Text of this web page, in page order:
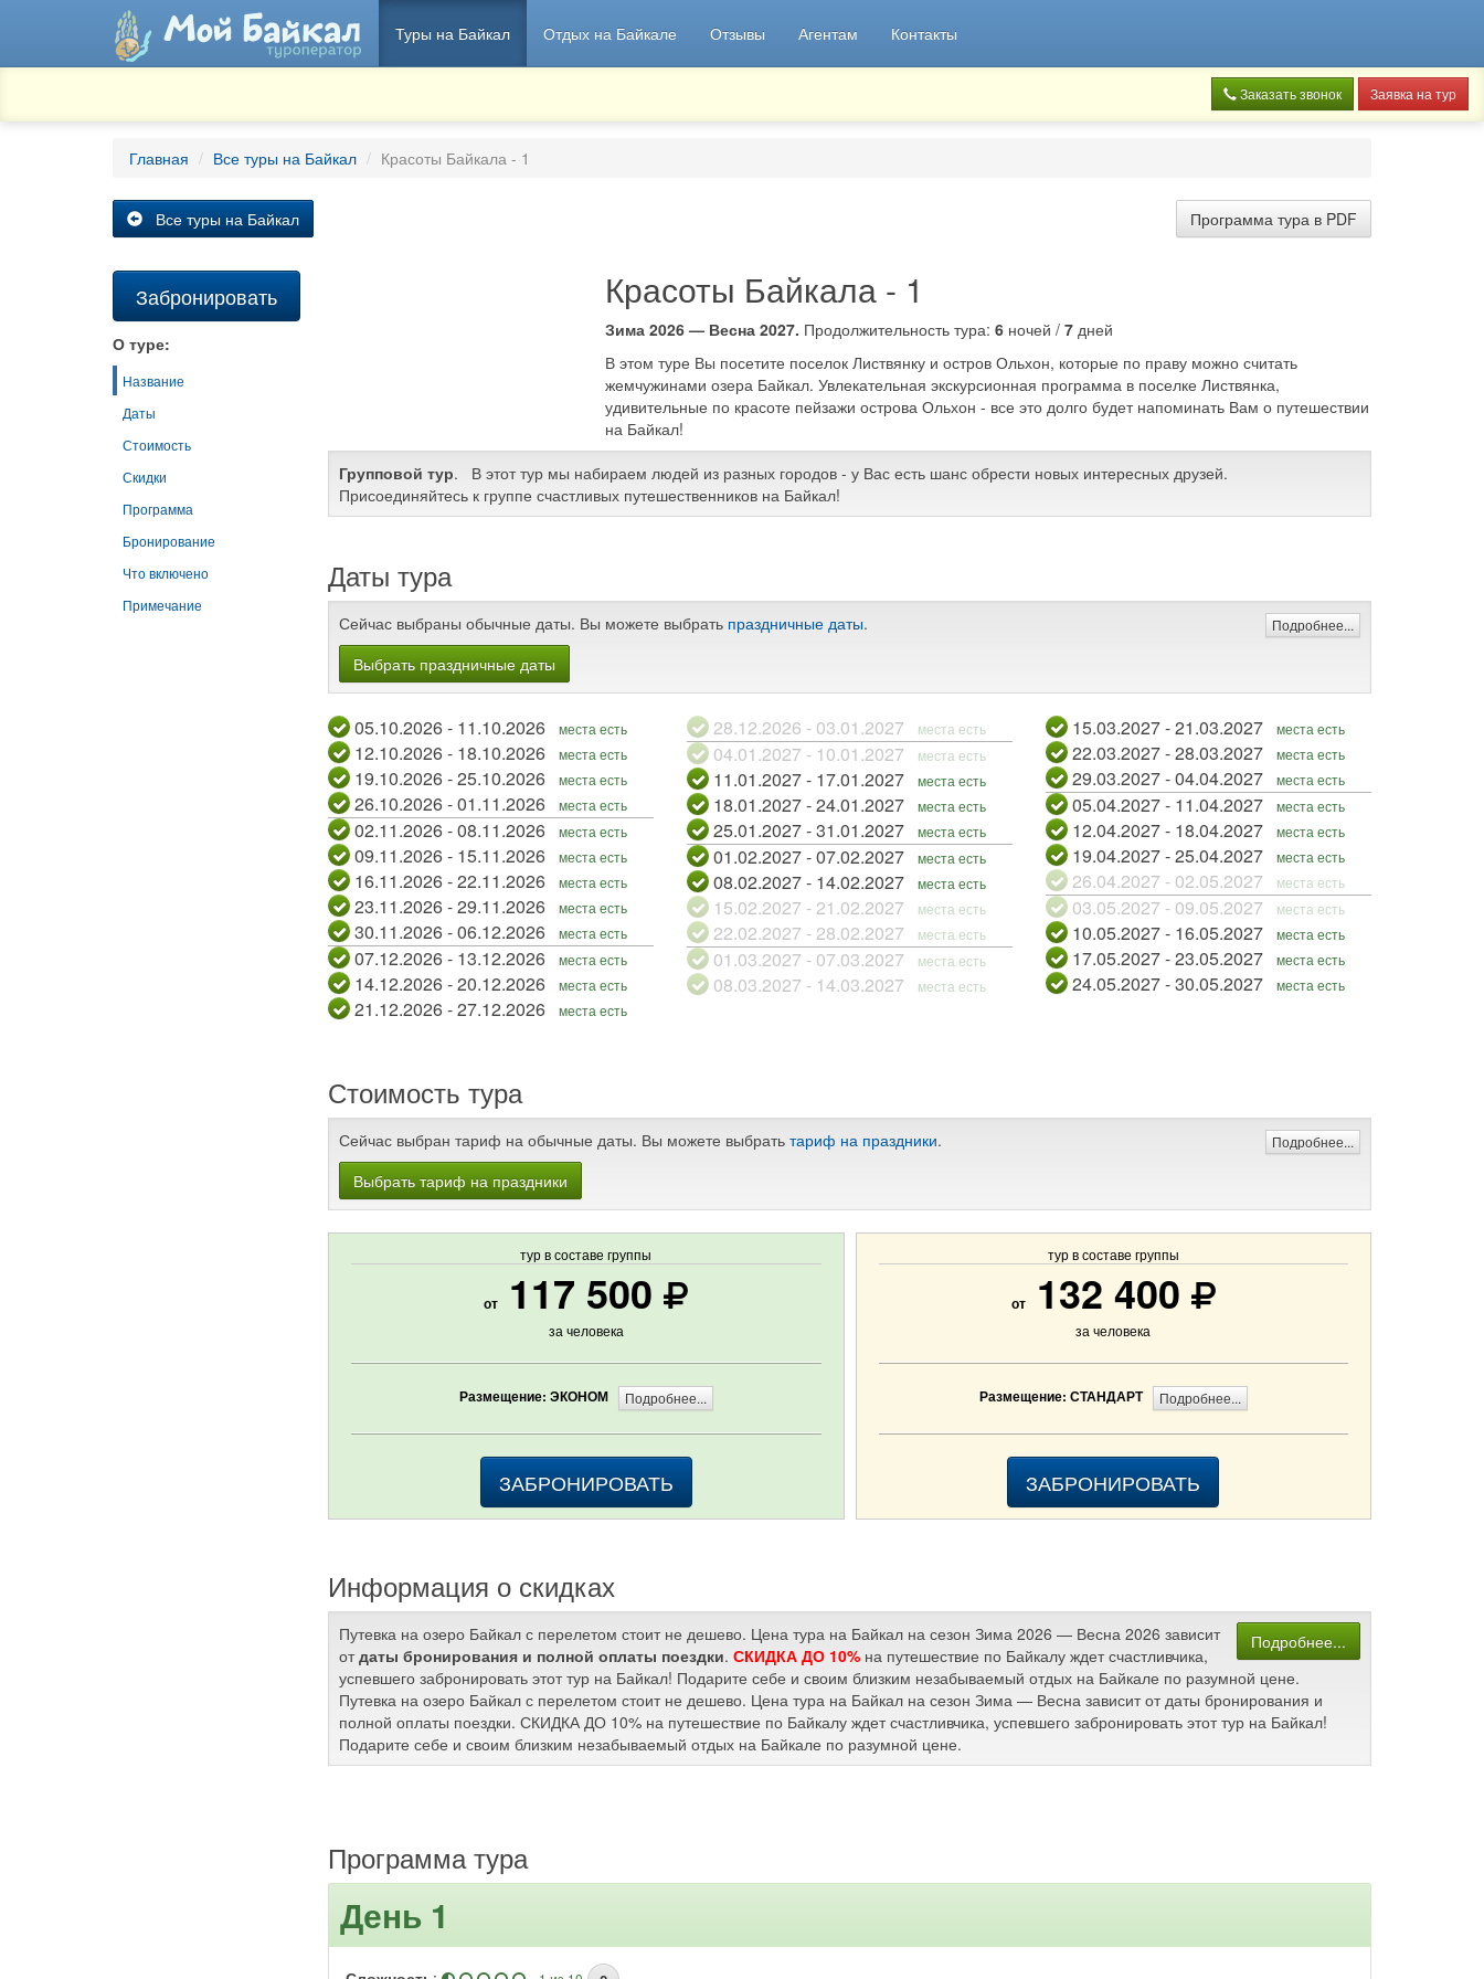
Туры на Байкал Отдых на Байкале Отзывы Агентам Контакты
Заказать звонок Заявка на тур
Главная Все туры на Байкал Красоты Байкала - 1
Программа тура в PDF
Все туры на Байкал
Красоты Байкала - 1
Зима 2026 — Весна 2027. Продолжительность тура:6 ночей /7 дней
В этом туре Вы посетите поселок Листвянку и остров Ольхон, которые по праву можно считать
жемчужинами озера Байкал. Увлекательная экскурсионная программа в поселке Листвянка,
удивительные по красоте пейзажи острова Ольхон - все это долго будет напоминать Вам о путешествии
на Байкал!
Групповой тур. В этот тур мы набираем людей из разных городов - у Вас есть шанс обрести новых интересных друзей.
Присоединяйтесь к группе счастливых путешественников на Байкал!
Даты тура
Сейчас выбраны обычные даты. Вы можете выбрать праздничные даты. Подробнее...
Выбрать праздничные даты
05.10.2026 - 11.10.2026 места есть
12.10.2026 - 18.10.2026 места есть
19.10.2026 - 25.10.2026 места есть
26.10.2026 - 01.11.2026 места есть
02.11.2026 - 08.11.2026 места есть
09.11.2026 - 15.11.2026 места есть
16.11.2026 - 22.11.2026 места есть
23.11.2026 - 29.11.2026 места есть
30.11.2026 - 06.12.2026 места есть
07.12.2026 - 13.12.2026 места есть
14.12.2026 - 20.12.2026 места есть
21.12.2026 - 27.12.2026 места есть
28.12.2026 - 03.01.2027 места есть
04.01.2027 - 10.01.2027 места есть
11.01.2027 - 17.01.2027 места есть
18.01.2027 - 24.01.2027 места есть
25.01.2027 - 31.01.2027 места есть
01.02.2027 - 07.02.2027 места есть
08.02.2027 - 14.02.2027 места есть
15.02.2027 - 21.02.2027 места есть
22.02.2027 - 28.02.2027 места есть
01.03.2027 - 07.03.2027 места есть
08.03.2027 - 14.03.2027 места есть
15.03.2027 - 21.03.2027 места есть
22.03.2027 - 28.03.2027 места есть
29.03.2027 - 04.04.2027 места есть
05.04.2027 - 11.04.2027 места есть
12.04.2027 - 18.04.2027 места есть
19.04.2027 - 25.04.2027 места есть
26.04.2027 - 02.05.2027 места есть
03.05.2027 - 09.05.2027 места есть
10.05.2027 - 16.05.2027 места есть
17.05.2027 - 23.05.2027 места есть
24.05.2027 - 30.05.2027 места есть
Стоимость тура
Сейчас выбран тариф на обычные даты. Вы можете выбрать тариф на праздники. Подробнее...
Выбрать тариф на праздники
тур в составе группы
от 117 500
за человека
Размещение: ЭКОНОМ Подробнее...
ЗАБРОНИРОВАТЬ
тур в составе группы
от132 400
за человека
Размещение: СТАНДАРТ Подробнее...
ЗАБРОНИРОВАТЬ
Информация о скидках
Подробнее...
Путевка на озеро Байкал с перелетом стоит не дешево. Цена тура на Байкал на сезон Зима 2026 — Весна 2026 зависит
отдаты бронирования и полной оплаты поездки. СКИДКА ДО 10% на путешествие по Байкалу ждет счастливчика,
успевшего забронировать этот тур на Байкал! Подарите себе и своим близким незабываемый отдых на Байкале по разумной цене.
Путевка на озеро Байкал с перелетом стоит не дешево. Цена тура на Байкал на сезон Зима — Весна зависит от даты бронирования и
полной оплаты поездки. СКИДКА ДО 10% на путешествие по Байкалу ждет счастливчика, успевшего забронировать этот тур на Байкал!
Подарите себе и своим близким незабываемый отдых на Байкале по разумной цене.
Программа тура
День 1
Забронировать
О туре:
Название
Даты
Стоимость
Скидки
Программа
Бронирование
Что включено
Примечание